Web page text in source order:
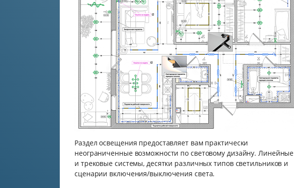
Раздел освещения предоставляет вам практически
неограниченные возможности по световому дизайну. Линейные
и трековые системы, десятки различных типов светильников и
сценарии включения/выключения света.